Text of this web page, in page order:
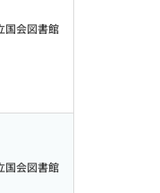
国会図書館
国会図書館